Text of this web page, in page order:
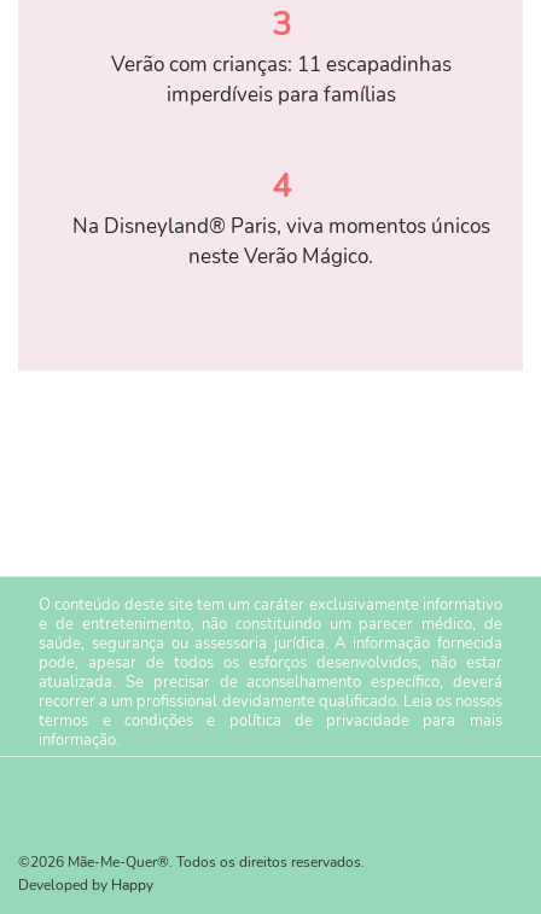
3
Verão com crianças: 11 escapadinhas
imperdíveis para famílias
4
Na Disneyland® Paris, viva momentos únicos
neste Verão Mágico.
O conteúdo deste site tem um caráter exclusivamente informativo
e de entretenimento, não constituindo um parecer médico, de
saúde, segurança ou assessoria jurídica. A informação fornecida
pode, apesar de todos os esforços desenvolvidos, não estar
atualizada. Se precisar de aconselhamento específico, deverá
recorrer a um profissional devidamente qualificado. Leia os nossos
termos e condiçõese política de privacidade para mais
informação.
©2026 Mãe-Me-Quer®. Todos os direitos reservados.
Developed by Happy